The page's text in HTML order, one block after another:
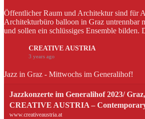
Öffentlicher Raum und Architektur sind für
Architekturbüro balloon in Graz untrennbar
und sollen ein schlüssiges Ensemble bilden.
CREATIVE AUSTRIA
3 years ago
Jazz in Graz - Mittwochs im Generalihof!
Jazzkonzerte im Generalihof 2023/
CREATIVE AUSTRIA –
www.creativeaustria.at